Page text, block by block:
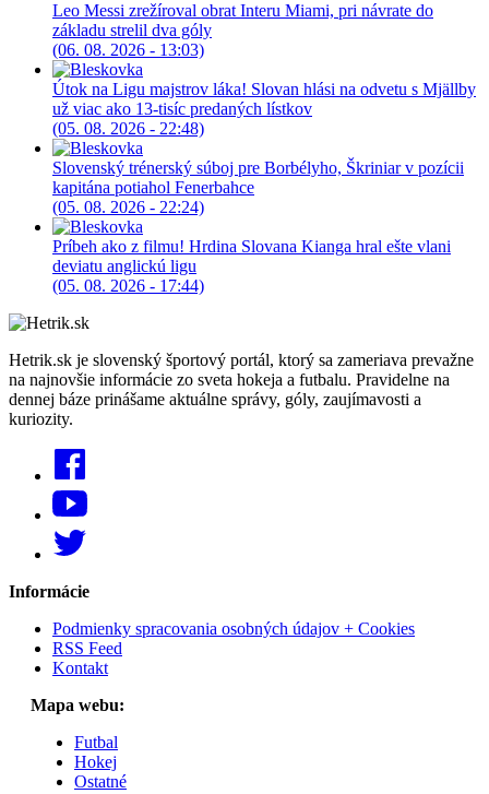
Leo Messi zrežíroval obrat Interu Miami, pri návrate do
základu strelil dva góly
(06. 08. 2026 - 13:03)
Útok na Ligu majstrov láka! Slovan hlási na odvetu s Mjällby
už viac ako 13-tisíc predaných lístkov
(05. 08. 2026 - 22:48)
Slovenský trénerský súboj pre Borbélyho, Škriniar v pozícii
kapitána potiahol Fenerbahce
(05. 08. 2026 - 22:24)
Príbeh ako z filmu! Hrdina Slovana Kianga hral ešte vlani
deviatu anglickú ligu
(05. 08. 2026 - 17:44)
Hetrik.sk je slovenský športový portál, ktorý sa zameriava prevažne
na najnovšie informácie zo sveta hokeja a futbalu. Pravidelne na
dennej báze prinášame aktuálne správy, góly, zaujímavosti a
kuriozity.
Informácie
Podmienky spracovania osobných údajov + Cookies
RSS Feed
Kontakt
Mapa webu:
Futbal
Hokej
Ostatné